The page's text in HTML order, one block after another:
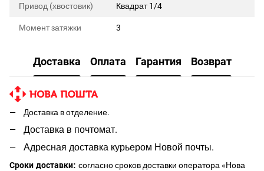
Привод (хвостовик) Квадрат 1/4
Момент затяжки 3
Доставка Оплата Гарантия Возврат
Доставка в отделение.
Доставка в почтомат.
Адресная доставка курьером Новой почты.
Сроки доставки: согласно сроков доставки оператора «Нова